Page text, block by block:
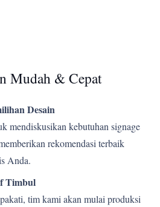
Mudah & Cepat
Desain
mendiskusikan kebutuhan signage
rekomendasi terbaik
Anda.
Timbul
tim kami akan mulai produksi